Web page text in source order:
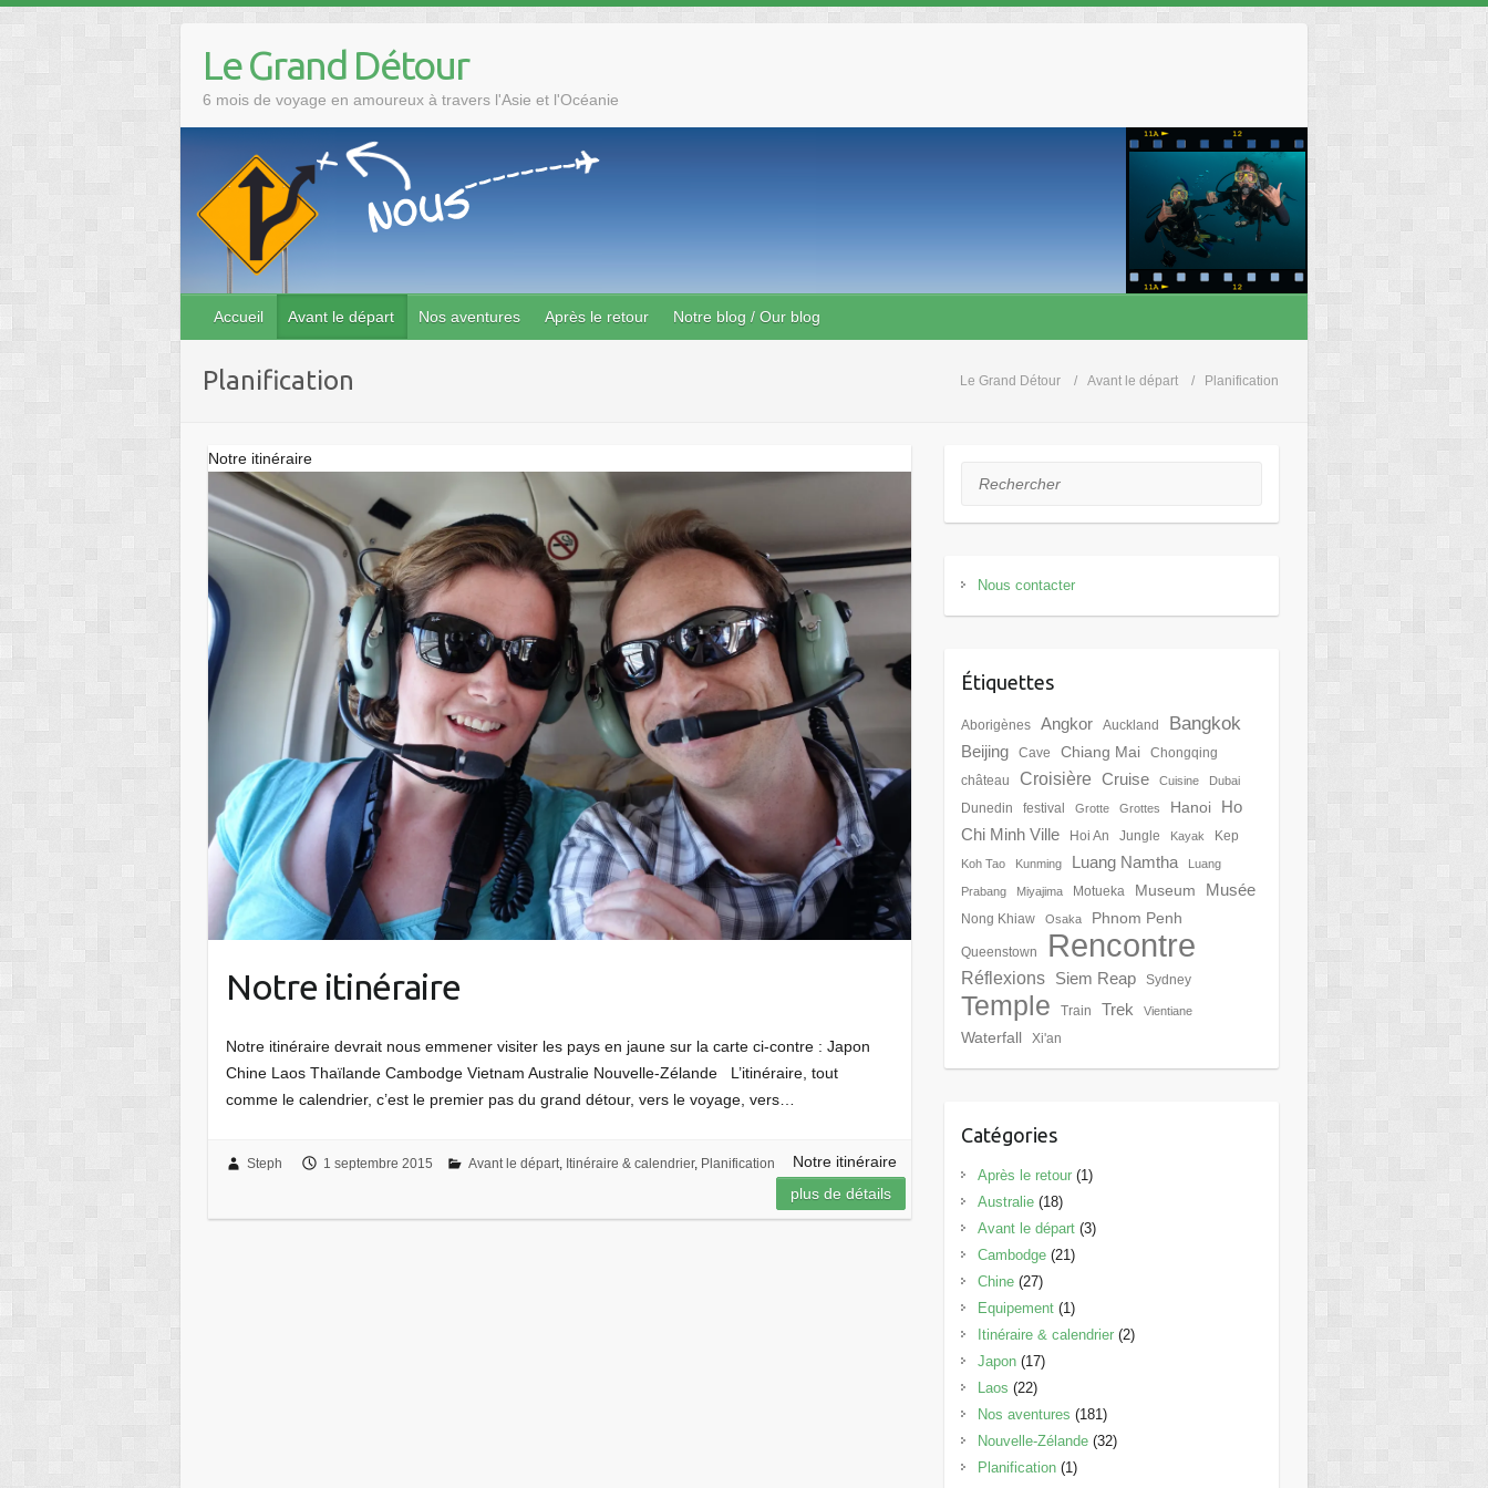
content
Le Grand Détour
6 mois de voyage en amoureux à travers l'Asie et l'Océanie
Accueil Avant le départ Nos aventures Après le retour Notre blog / Our blog
Le Grand Détour Avant le départ Planification
Planification
Notre itinéraire
Notre itinéraire
Notre itinéraire devrait nous emmener visiter les pays en jaune sur la carte ci-contre : Japon
Chine Laos Thaïlande Cambodge Vietnam Australie Nouvelle-Zélande L’itinéraire, tout
comme le calendrier, c’est le premier pas du grand détour, vers le voyage, vers…
Steph 1 septembre 2015 Avant le départ, Itinéraire & calendrier, Planification
Notre itinéraire
plus de détails
Rechercher
Nous contacter
Étiquettes
Aborigènes Angkor Auckland Bangkok
Beijing Cave Chiang Mai
Chongqing
château
Croisière Cruise Cuisine Dubai
Dunedin festival Grotte Grottes Hanoi
Ho
Chi Minh Ville
Hoi An Jungle Kayak Kep
Koh Tao Kunming Luang Namtha Luang
Prabang Miyajima Motueka Museum Musée
Nong Khiaw Osaka Phnom Penh
Queenstown Rencontre
Réflexions Siem Reap Sydney
Temple Train Trek Vientiane
Waterfall Xi'an
Catégories
Après le retour(1)
Australie(18)
Avant le départ(3)
Cambodge(21)
Chine(27)
Equipement(1)
Itinéraire & calendrier(2)
Japon(17)
Laos (22)
Nos aventures (181)
Nouvelle-Zélande(32)
Planification(1)